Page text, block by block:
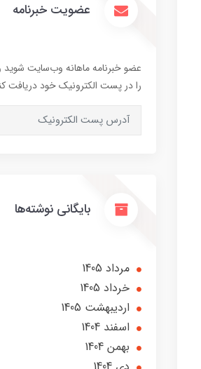
عضویت خبرنامه
عضو خبرنامه ماهانه وب‌سایت شوید
را در پست الکترونیک خود دریافت
بایگانی نوشته‌ها
مرداد 1405
خرداد 1405
ارديبهشت 1405
اسفند 1404
بهمن 1404